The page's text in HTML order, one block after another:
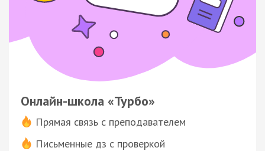
Онлайн-школа «Турбо»
Прямая связь с преподавателем
Письменные дз с проверкой